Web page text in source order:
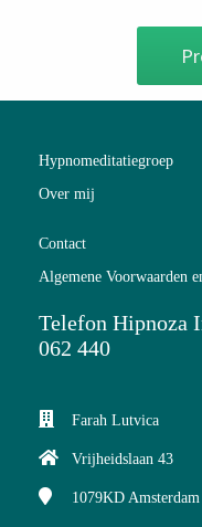
Hypnomeditatiegroep
Over mij
Contact
Algemene Voorwaarden
Telefon Hipnoza
062 440
Farah Lutvica
Vrijheidslaan 43
1079KD Amsterdam